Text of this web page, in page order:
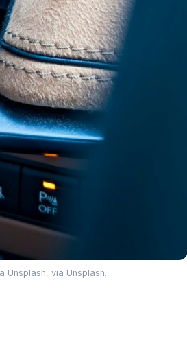
Unsplash, via Unsplash.